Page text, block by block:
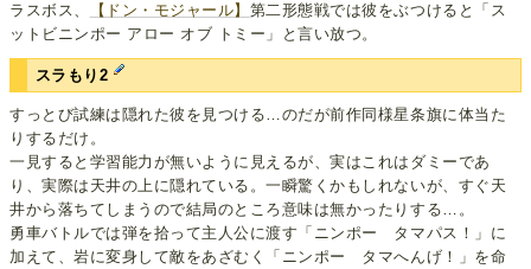
ラスボス、
【ドン・モジャール】 第二形態戦では彼をぶつけると「ス
ットビニンポー アロー オブ トミー」と言い放つ。
スラもり2
すっとび試練は隠れた彼を見つける…のだが前作同様星条旗に体当た
りするだけ。
一見すると学習能力が無いように見えるが、実はこれはダミーであ
り、実際は天井の上に隠れている。一瞬驚くかもしれないが、すぐ天
井から落ちてしまうので結局のところ意味は無かったりする…。
勇車バトルでは弾を拾って主人公に渡す「ニンポー タマパス！」に
加えて、岩に変身して敵をあざむく「ニンポー タマへんげ！」を命